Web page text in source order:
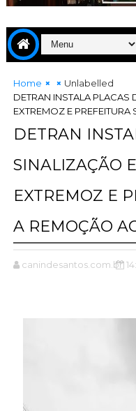
Home
Unlabelled
DETRAN INSTALA PLACAS
EXTREMOZ E
DETRAN
SINALIZAÇÃO
EXTREMOZ E
A REMOÇÃO
canindesantos.com.br